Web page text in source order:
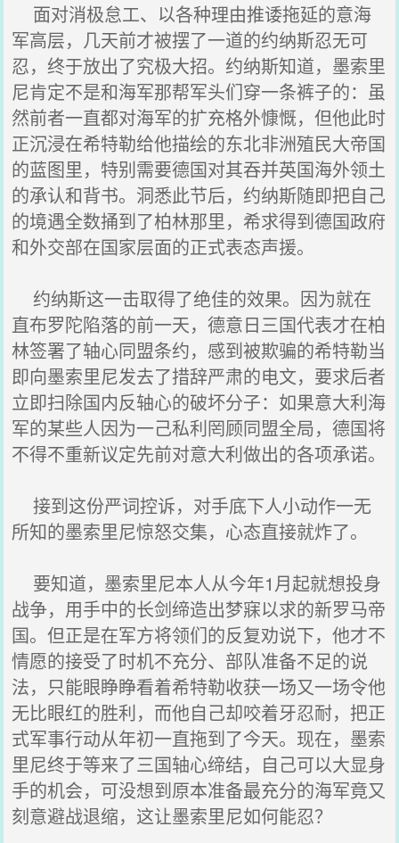
面对消极怠工、以各种理由推诿拖延的意海
军高层，几天前才被摆了一道的约纳斯忍无可
忍，终于放出了究极大招。约纳斯知道，墨索里
尼肯定不是和海军那帮军头们穿一条裤子的：虽
然前者一直都对海军的扩充格外慷慨，但他此时
正沉浸在希特勒给他描绘的东北非洲殖民大帝国
的蓝图里，特别需要德国对其吞并英国海外领土
的承认和背书。洞悉此节后，约纳斯随即把自己
的境遇全数捅到了柏林那里，希求得到德国政府
和外交部在国家层面的正式表态声援。
约纳斯这一击取得了绝佳的效果。因为就在
直布罗陀陷落的前一天，德意日三国代表才在柏
林签署了轴心同盟条约，感到被欺骗的希特勒当
即向墨索里尼发去了措辞严肃的电文，要求后者
立即扫除国内反轴心的破坏分子：如果意大利海
军的某些人因为一己私利罔顾同盟全局，德国将
不得不重新议定先前对意大利做出的各项承诺。
接到这份严词控诉，对手底下人小动作一无
所知的墨索里尼惊怒交集，心态直接就炸了。
要知道，墨索里尼本人从今年1月起就想投身
战争，用手中的长剑缔造出梦寐以求的新罗马帝
国。但正是在军方将领们的反复劝说下，他才不
情愿的接受了时机不充分、部队准备不足的说
法，只能眼睁睁看着希特勒收获一场又一场令他
无比眼红的胜利，而他自己却咬着牙忍耐，把正
式军事行动从年初一直拖到了今天。现在，墨索
里尼终于等来了三国轴心缔结，自己可以大显身
手的机会，可没想到原本准备最充分的海军竟又
刻意避战退缩，这让墨索里尼如何能忍？